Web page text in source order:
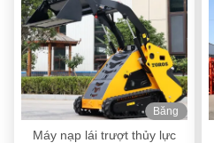
Băng
hình
Máy nạp lái trượt thủy lực